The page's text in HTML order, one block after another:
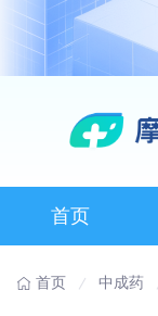
首页
首页 中成药